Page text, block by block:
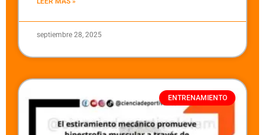
septiembre 28, 2025
ENTRENAMIENTO